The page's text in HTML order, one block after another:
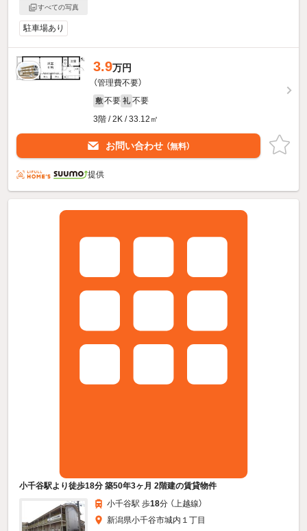
すべての写真
駐車場あり
3.9万円
（管理費不要）
敷 不要 礼 不要
3階 / 2K / 33.12㎡
お問い合わせ （無料）
提供
小千谷駅より徒歩18分 築50年3ヶ月 2階建の賃貸物件
小千谷駅 歩18分 （上越線）
新潟県小千谷市城内１丁目